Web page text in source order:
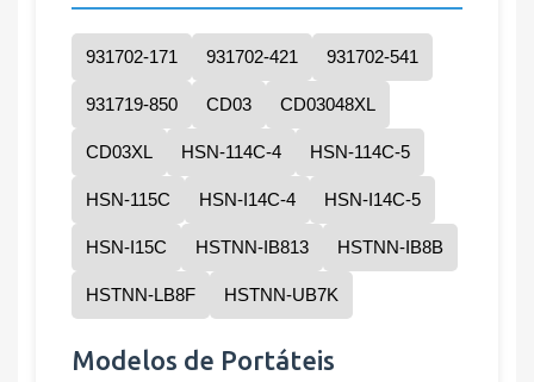
931702-171 931702-421 931702-541
931719-850 CD03 CD03048XL
CD03XL HSN-114C-4 HSN-114C-5
HSN-115C HSN-I14C-4 HSN-I14C-5
HSN-I15C HSTNN-IB813 HSTNN-IB8B
HSTNN-LB8F HSTNN-UB7K
Modelos de Portáteis